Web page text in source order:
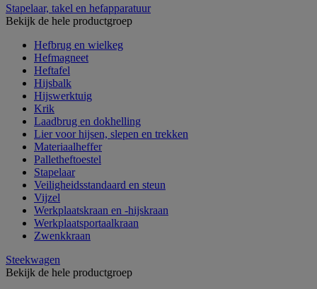
Stapelaar, takel en hefapparatuur
Bekijk de hele productgroep
Hefbrug en wielkeg
Hefmagneet
Heftafel
Hijsbalk
Hijswerktuig
Krik
Laadbrug en dokhelling
Lier voor hijsen, slepen en trekken
Materiaalheffer
Palletheftoestel
Stapelaar
Veiligheidsstandaard en steun
Vijzel
Werkplaatskraan en -hijskraan
Werkplaatsportaalkraan
Zwenkkraan
Steekwagen
Bekijk de hele productgroep